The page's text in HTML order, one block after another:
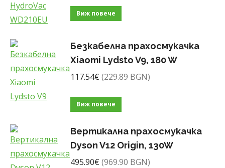
Виж повече
Безкабелна прахосмукачка
Xiaomi Lydsto V9, 180 W
117.54€ (229.89 BGN)
Виж повече
Вертикална прахосмукачка
Dyson V12 Origin, 130W
495.90€ (969.90 BGN)